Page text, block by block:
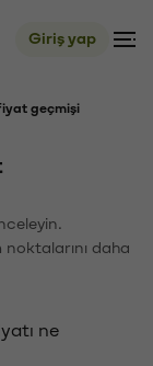
Giriş yap
geçmişi
daha
ne